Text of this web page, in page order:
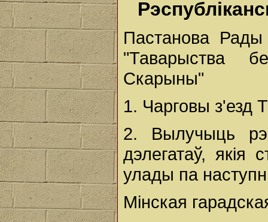
Пастанова
"Таварыства
Скарыны"
1. Чарговы з'езд
2. Вылучыць
дэлегатаў, якія
улады па
Мінская